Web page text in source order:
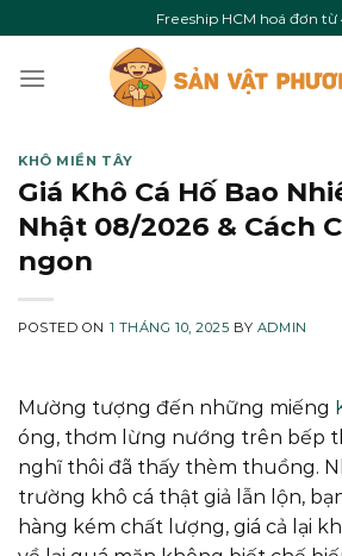
to
content
Freeship HCM hoá đơn từ
KHÔ MIỀN TÂY
Giá Khô Cá Hố Bao
Nhật 08/2026 & Cách
ngon
POSTED ON 1 THÁNG 10, 2025 BY ADMIN
Mường tượng đến những miếng
óng, thơm lừng nướng trên bếp
nghĩ thôi đã thấy thèm thuồng.
trường khô cá thật giả lẫn lộn,
hàng kém chất lượng, giá cả lại